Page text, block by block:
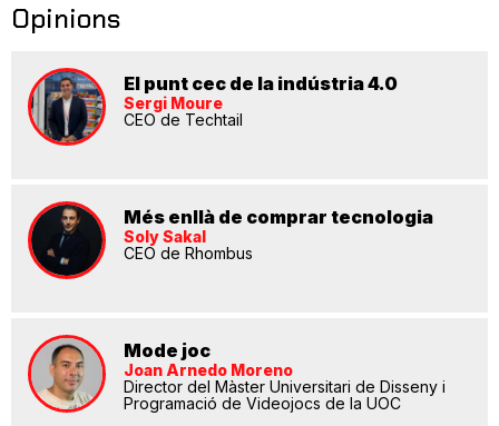
Opinions
El punt cec de la indústria 4.0
Sergi Moure
CEO de Techtail
Més enllà de comprar tecnologia
Soly Sakal
CEO de Rhombus
Mode joc
Joan Arnedo Moreno
Director del Màster Universitari de Disseny i
Programació de Videojocs de la UOC